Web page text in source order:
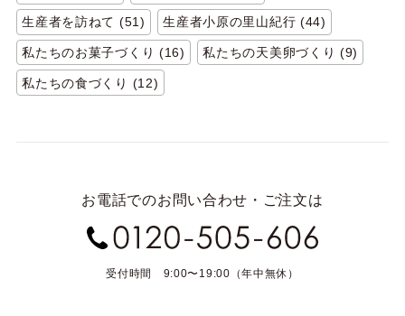
生産者を訪ねて (51) 生産者小原の里山紀行 (44)
私たちのお菓子づくり (16) 私たちの天美卵づくり (9)
私たちの食づくり (12)
お電話でのお問い合わせ・ご注文は
受付時間 9:00〜19:00（年中無休）